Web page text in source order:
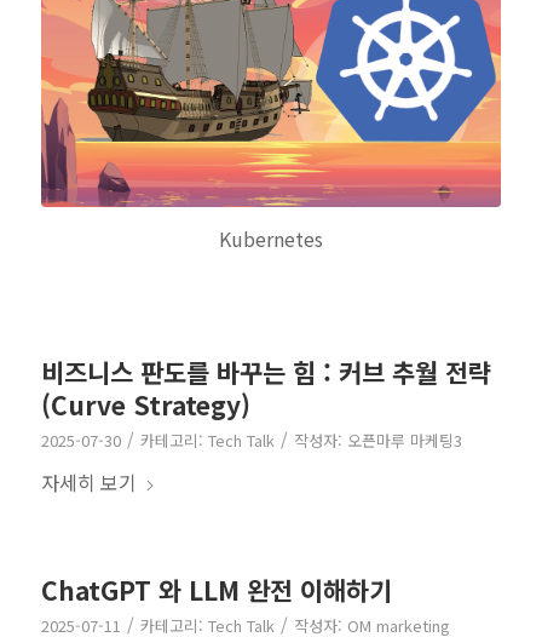
Kubernetes
비즈니스 판도를 바꾸는 힘 : 커브 추월 전략
(Curve Strategy)
2025-07-30 / 카테고리: Tech Talk / 작성자: 오픈마루 마케팅3
자세히 보기
ChatGPT 와 LLM 완전 이해하기
2025-07-11 / 카테고리: Tech Talk / 작성자: OM marketing